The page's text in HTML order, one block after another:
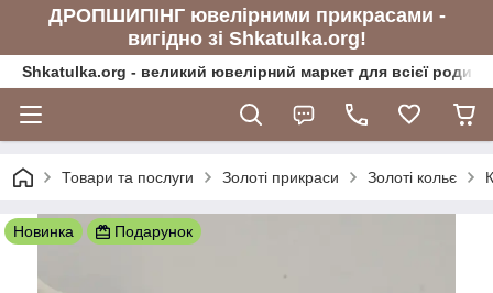
ДРОПШИПІНГ ювелірними прикрасами -
вигідно зі Shkatulka.org!
Shkatulka.org - великий ювелірний маркет для всієї
Товари та послуги Золоті прикраси Золоті кольє
Новинка Подарунок